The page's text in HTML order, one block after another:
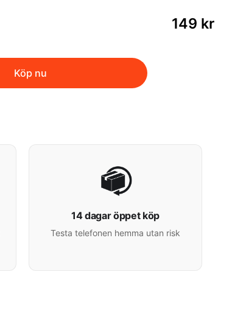
149 kr
Köp nu
14 dagar öppet köp
Testa telefonen hemma utan risk